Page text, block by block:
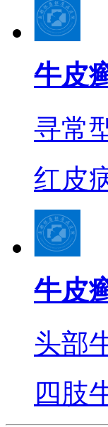
牛皮
寻常
红皮
牛皮
头部
四肢